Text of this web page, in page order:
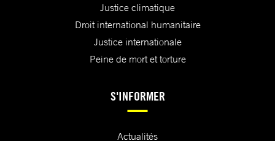
Justice climatique
Droit international humanitaire
Justice internationale
Peine de mort et torture
S'INFORMER
Actualités